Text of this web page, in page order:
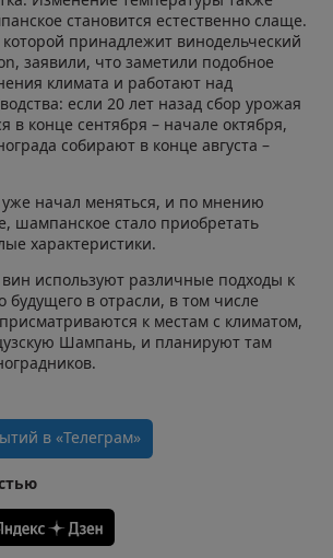
становится естественно слаще.
принадлежит винодельческий
заявили, что заметили подобное
климата и работают над
если 20 лет назад сбор урожая
в конце сентября – начале октября,
собирают в конце августа –
уже начал меняться, и по мнению
шампанское стало приобретать
характеристики.
используют различные подходы к
будущего в отрасли, в том числе
к местам с климатом,
Шампань, и планируют там
в «Телеграм»